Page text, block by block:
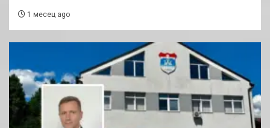
1 месец ago